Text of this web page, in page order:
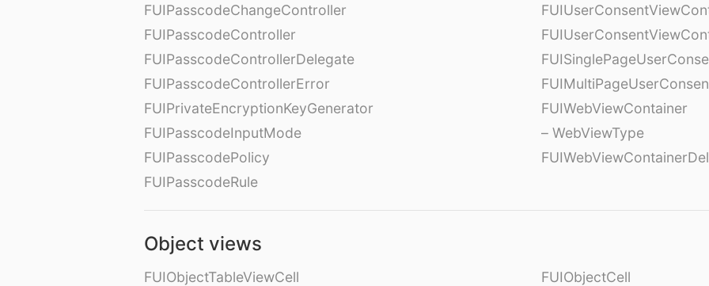
FUIPasscodeChangeController
FUIPasscodeController
FUIPasscodeControllerDelegate
FUIPasscodeControllerError
FUIPrivateEncryptionKeyGenerator
FUIPasscodeInputMode
FUIPasscodePolicy
FUIPasscodeRule
FUIWebViewContainer
– WebViewType
Object views
FUIObjectTableViewCell
FUIObjectCell